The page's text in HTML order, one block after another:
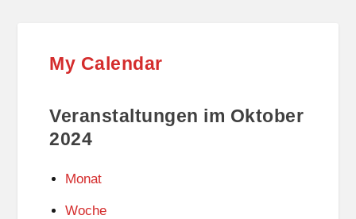
My Calendar
Veranstaltungen im Oktober
2024
Monat
Woche